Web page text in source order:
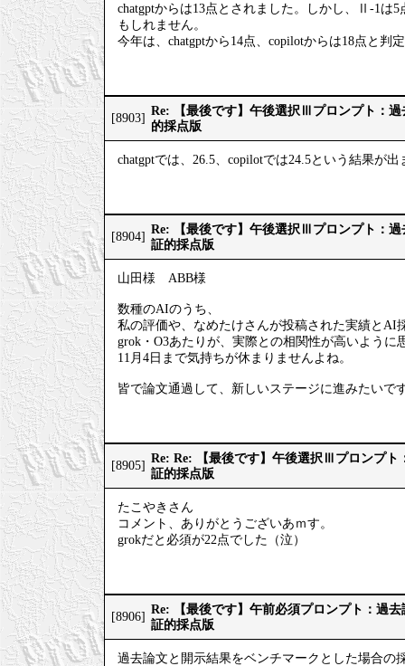
chatgptからは13点とされました。しかし、Ⅱ-1は
もしれません。
今年は、chatgptから14点、copilotからは18点と判
[8903]
Re: 【最後です】午後選択Ⅲプロンプト：
的採点版
chatgptでは、26.5、copilotでは24.5という結果が出
[8904]
Re: 【最後です】午後選択Ⅲプロンプト：
証的採点版
山田様 ABB様
数種のAIのうち、
私の評価や、なめたけさんが投稿された実績とAI
grok・O3あたりが、実際との相関性が高いように
11月4日まで気持ちが休まりませんよね。
皆で論文通過して、新しいステージに進みたいで
[8905]
Re: Re: 【最後です】午後選択Ⅲプロンプト
証的採点版
たこやきさん
コメント、ありがとうございあｍす。
grokだと必須が22点でした（泣）
[8906]
Re: 【最後です】午前必須プロンプト：過
証的採点版
過去論文と開示結果をベンチマークとした場合の